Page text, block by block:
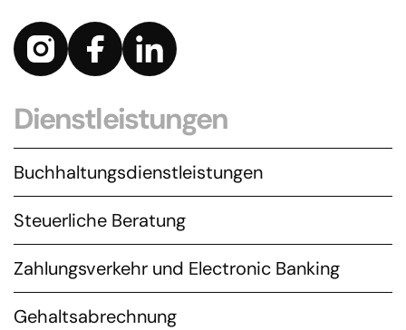
Dienstleistungen
Buchhaltungsdienstleistungen
Steuerliche Beratung
Zahlungsverkehr und Electronic Banking
Gehaltsabrechnung